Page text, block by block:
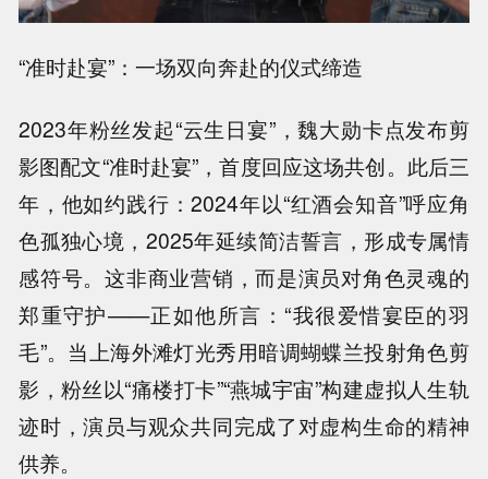
“准时赴宴”：一场双向奔赴的仪式缔造
2023年粉丝发起“云生日宴”，魏大勋卡点发布剪
影图配文“准时赴宴”，首度回应这场共创。此后三
年，他如约践行：2024年以“红酒会知音”呼应角
色孤独心境，2025年延续简洁誓言，形成专属情
感符号。这非商业营销，而是演员对角色灵魂的
郑重守护——正如他所言：“我很爱惜宴臣的羽
毛”。当上海外滩灯光秀用暗调蝴蝶兰投射角色剪
影，粉丝以“痛楼打卡”“燕城宇宙”构建虚拟人生轨
迹时，演员与观众共同完成了对虚构生命的精神
供养。